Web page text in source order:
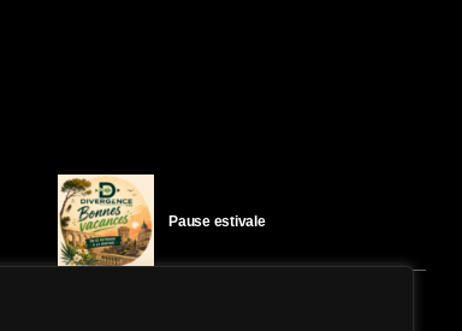
Pause estivale